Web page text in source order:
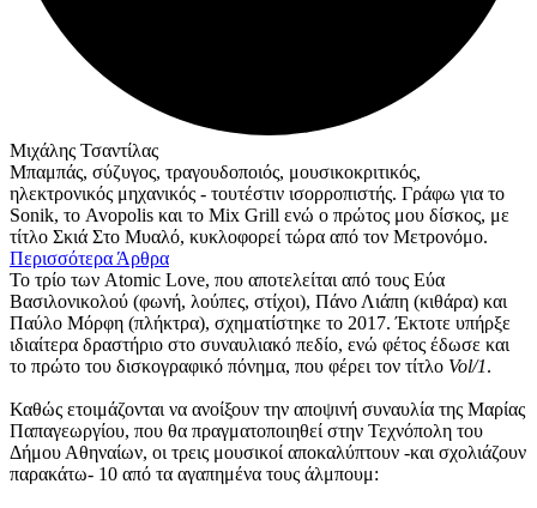
Μιχάλης Τσαντίλας
Μπαμπάς, σύζυγος, τραγουδοποιός, μουσικοκριτικός,
ηλεκτρονικός μηχανικός - τουτέστιν ισορροπιστής. Γράφω για το
Sonik, το Avopolis και το Mix Grill ενώ ο πρώτος μου δίσκος, με
τίτλο Σκιά Στο Μυαλό, κυκλοφορεί τώρα από τον Μετρονόμο.
Περισσότερα Άρθρα
Το τρίο των Atomic Love, που αποτελείται από τους Εύα
Βασιλονικολού (φωνή, λούπες, στίχοι), Πάνο Λιάπη (κιθάρα) και
Παύλο Μόρφη (πλήκτρα), σχηματίστηκε το 2017. Έκτοτε υπήρξε
ιδιαίτερα δραστήριο στο συναυλιακό πεδίο, ενώ φέτος έδωσε και
το πρώτο του δισκογραφικό πόνημα, που φέρει τον τίτλο Vol/1.
Καθώς ετοιμάζονται να ανοίξουν την αποψινή συναυλία της Μαρίας
Παπαγεωργίου, που θα πραγματοποιηθεί στην Τεχνόπολη του
Δήμου Αθηναίων, οι τρεις μουσικοί αποκαλύπτουν -και σχολιάζουν
παρακάτω- 10 από τα αγαπημένα τους άλμπουμ: